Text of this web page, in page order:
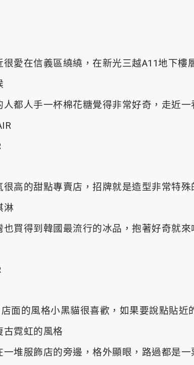
很愛在信義區繞繞，在新光三越A11地下樓
人都人手一杯棉花糖覺得非常好奇，走近一
很高的甜點專賣店，招牌就是造型非常特殊
淋
也買得到韓國最流行的冰品，抱著好奇就來
店面的風格小黑貓很喜歡，如果要說點貼近
古霓虹的風格
一堆服飾店的旁邊，格外顯眼，路過都是一